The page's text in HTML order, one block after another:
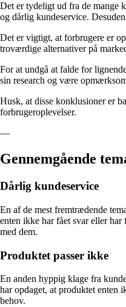
Det er tydeligt ud fra de mange
og dårlig kundeservice.
Det er vigtigt, at forbrugere er
troværdige alternativer på
For at undgå at falde for
sin research og være
Husk, at disse konklusioner er
forbrugeroplevelser.
—
Gennemgående
Dårlig kundeservice
En af de mest fremtrædende
enten ikke har fået svar eller
med dem.
Produktet passer ikke
En anden hyppig klage fra
har opdaget, at produktet enten
behov.